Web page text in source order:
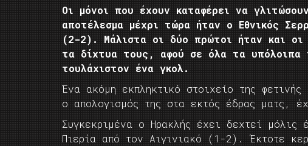
Οι μόνοι που έχουν καταφέρει να
αποτέλεσμα μέχρι τώρα ήταν ο Εθνικός
(2-2). Μάλιστα οι δύο πρώτοι ήταν και οι
τα δίχτυα τους, αφού σε όλα τα υπόλοιπα
τουλάχιστον ένα γκολ.
Ένα ακόμη εκπληκτικό στοιχείο της
ο απολογισμός της στα εκτός έδρας ματς,
Συγκεκριμένα ο Ηρακλής έχει δεχτεί
Πιερία από τον Αιγινιακό (1-2). Έκτοτε